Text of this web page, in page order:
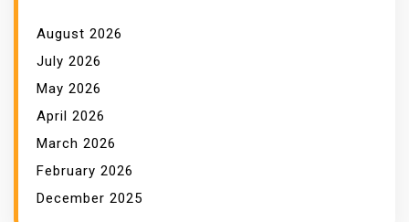
August 2026
July 2026
May 2026
April 2026
March 2026
February 2026
December 2025